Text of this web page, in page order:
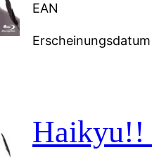
EAN
Erscheinungsdatum
Haikyu!!